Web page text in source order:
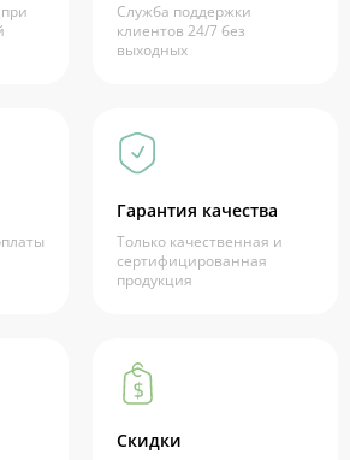
Служба поддержки
клиентов 24/7 без
выходных
Гарантия качества
Только качественная и
сертифицированная
продукция
Скидки